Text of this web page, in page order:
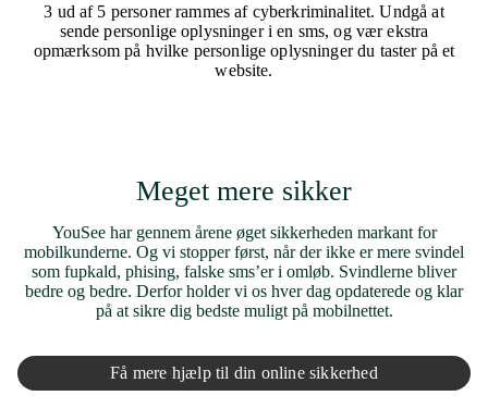
3 ud af 5 personer rammes af cyberkriminalitet. Undgå at
sende personlige oplysninger i en sms, og vær ekstra
opmærksom på hvilke personlige oplysninger du taster på et
website.
Meget mere sikker
YouSee har gennem årene øget sikkerheden markant for
mobilkunderne. Og vi stopper først, når der ikke er mere svindel
som fupkald, phising, falske sms’er i omløb. Svindlerne bliver
bedre og bedre. Derfor holder vi os hver dag opdaterede og klar
på at sikre dig bedste muligt på mobilnettet.
Få mere hjælp til din online sikkerhed